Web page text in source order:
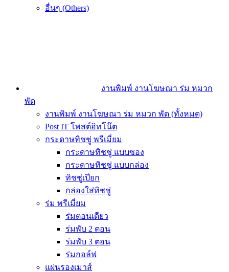
อื่นๆ (Others)
งานพิมพ์ งานโฆษณา ร่ม หมวก
พัด
งานพิมพ์ งานโฆษณา ร่ม หมวก พัด (ทั้งหมด)
Post IT โพสต์อิทโน๊ต
กระดาษทิชชู่ พรีเมี่ยม
กระดาษทิชชู่ แบบซอง
กระดาษทิชชู่ แบบกล่อง
ทิชชู่เปียก
กล่องใส่ทิชชู่
ร่ม พรีเมี่ยม
ร่มตอนเดียว
ร่มพับ 2 ตอน
ร่มพับ 3 ตอน
ร่มกอล์ฟ
แผ่นรองเมาส์